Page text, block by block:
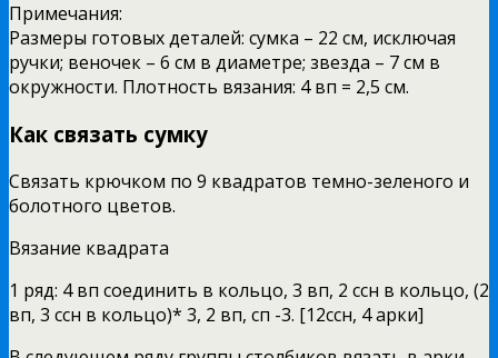
Примечания:
Размеры готовых деталей: сумка – 22 см, исключая
ручки; веночек – 6 см в диаметре; звезда – 7 см в
окружности. Плотность вязания: 4 вп = 2,5 см.
Как связать сумку
Связать крючком по 9 квадратов темно-зеленого и
болотного цветов.
Вязание квадрата
1 ряд: 4 вп соединить в кольцо, 3 вп, 2 ссн в кольцо, (2
вп, 3 ссн в кольцо)* 3, 2 вп, сп -3. [12ссн, 4 арки]